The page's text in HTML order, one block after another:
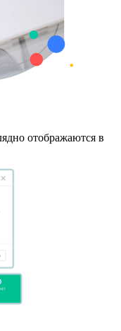
отображаются в